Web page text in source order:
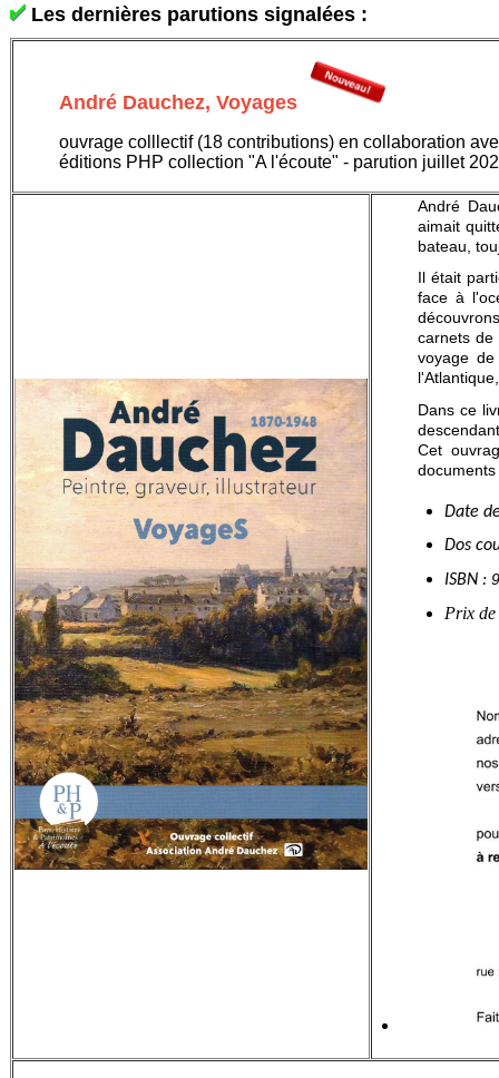
Les dernières parutions signalées :
André Dauchez, Voyages
ouvrage colllectif (18 contributions) en collaboration
éditions PHP collection "A l'écoute" - parution juillet
André
aimait
bateau,
Il était
face à
carnets de
voyage
Dans ce
Cet
Date
Dos
ISBN :
Prix